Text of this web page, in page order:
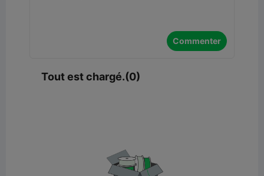
Commenter
Tout est chargé.(0)